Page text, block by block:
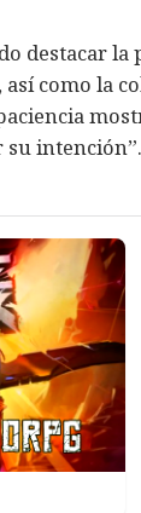
destacar
como la
su intención”.